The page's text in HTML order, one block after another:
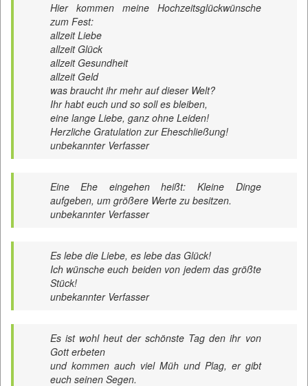
Hier kommen meine Hochzeitsglückwünsche
zum Fest:
allzeit Liebe
allzeit Glück
allzeit Gesundheit
allzeit Geld
was braucht ihr mehr auf dieser Welt?
Ihr habt euch und so soll es bleiben,
eine lange Liebe, ganz ohne Leiden!
Herzliche Gratulation zur Eheschließung!
unbekannter Verfasser
Eine Ehe eingehen heißt: Kleine Dinge
aufgeben, um größere Werte zu besitzen.
unbekannter Verfasser
Es lebe die Liebe, es lebe das Glück!
Ich wünsche euch beiden von jedem das größte
Stück!
unbekannter Verfasser
Es ist wohl heut der schönste Tag den ihr von
Gott erbeten
und kommen auch viel Müh und Plag, er gibt
euch seinen Segen.